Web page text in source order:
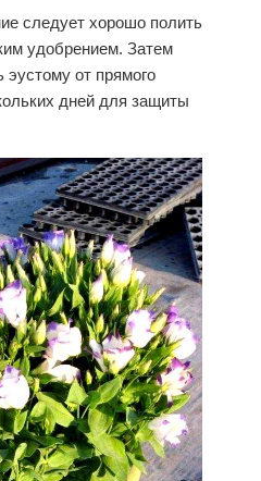
следует хорошо полить
удобрением. Затем
эустому от прямого
дней для защиты